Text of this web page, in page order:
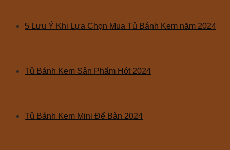
5 Lưu Ý Khi Lựa Chọn Mua Tủ Bánh Kem năm 2024
Tủ Bánh Kem Sản Phẩm Hót 2024
Tủ Bánh Kem Mini Để Bàn 2024